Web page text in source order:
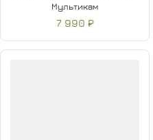
Мультикам
7 990 ₽